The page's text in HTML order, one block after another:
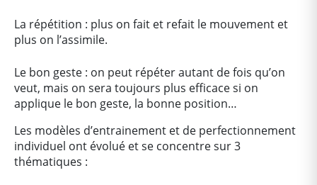
Cliquez ici
La répétition : plus on fait et refait le mouvement et
plus on l’assimile.
Le bon geste : on peut répéter autant de fois qu’on
veut, mais on sera toujours plus efficace si on
applique le bon geste, la bonne position…
Les modèles d’entrainement et de perfectionnement
individuel ont évolué et se concentre sur 3
thématiques :